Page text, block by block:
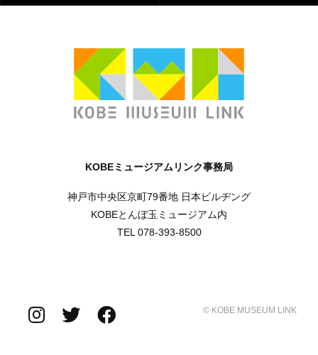
KOBEミュージアムリンク事務局
神戸市中央区京町79番地 日本ビルヂング
KOBEとんぼ玉ミュージアム内
TEL 078-393-8500
© KOBE MUSEUM LINK